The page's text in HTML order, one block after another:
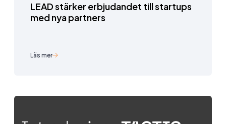
LEAD stärker erbjudandet till startups
med nya partners
Läs mer